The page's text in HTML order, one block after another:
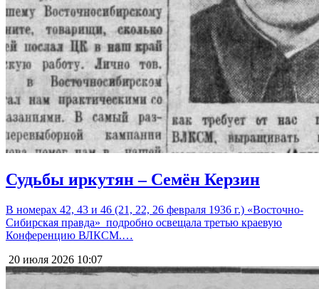
Судьбы иркутян – Семён Керзин
В номерах 42, 43 и 46 (21, 22, 26 февраля 1936 г.) «Восточно-
Сибирская правда» подробно освещала третью краевую
Конференцию ВЛКСМ.…
20 июля 2026 10:07